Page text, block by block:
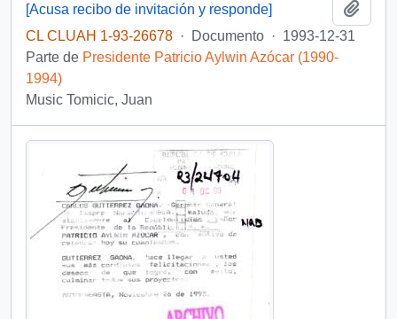
[Acusa recibo de invitación y responde]
CL CLUAH 1-93-26678 · Documento · 1993-12-31
Parte de Presidente Patricio Aylwin Azócar (1990-
1994)
Music Tomicic, Juan